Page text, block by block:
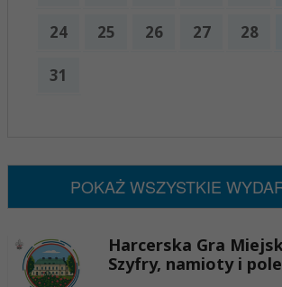
24 25 26 27 28
31
POKAŻ WSZYSTKIE
Harcerska Gra
Szyfry, namioty i